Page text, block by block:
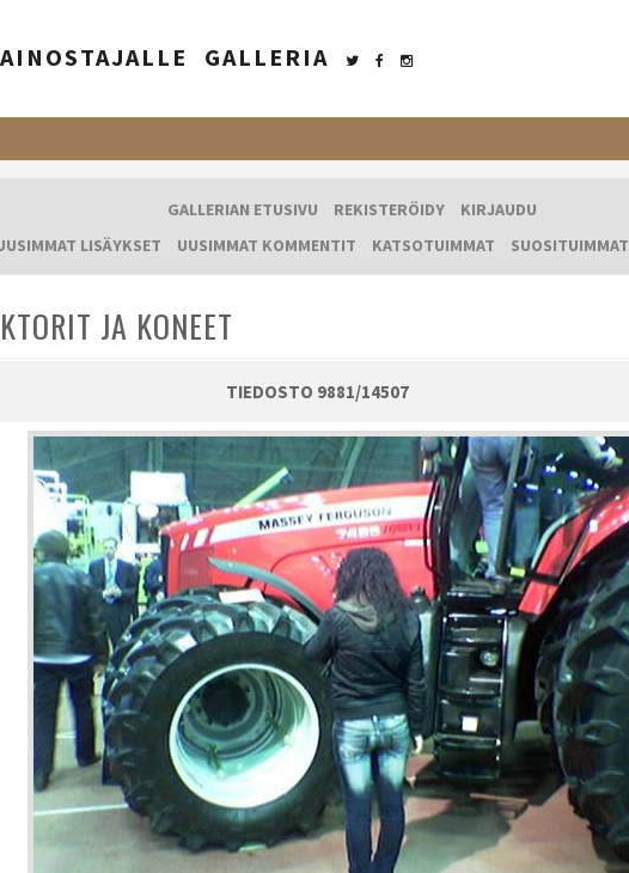
GALLERIA
GALLERIAN ETUSIVU REKISTERÖIDY
KIRJAUDU
LISÄYKSET UUSIMMAT KOMMENTIT KATSOTUIMMAT SUOSITUIMMAT
JA KONEET
TIEDOSTO 9881/14507